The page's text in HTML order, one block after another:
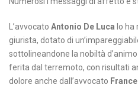
L’avvocato Antonio De Luca lo ha
giurista, dotato di
sottolineandone la nobiltà
ferita dal terremoto, con risultati
dolore anche dall’avvocato